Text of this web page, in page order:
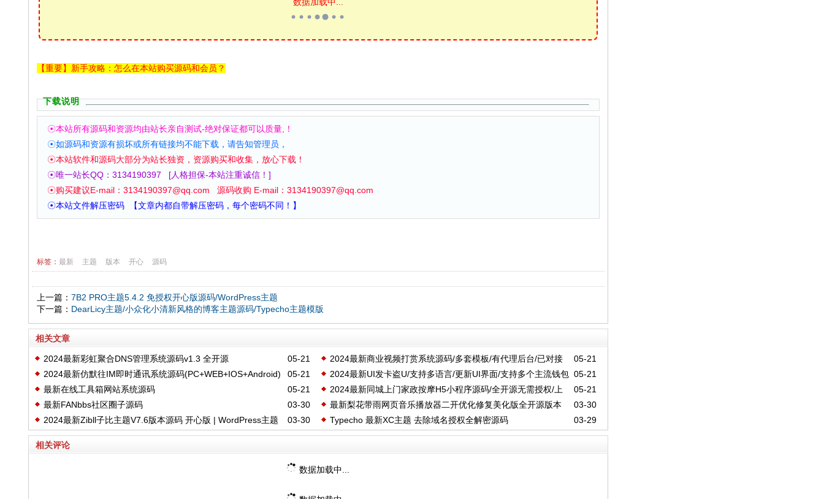
【重要】新手攻略：怎么在本站购买源码和会员？
下载说明
☉本站所有源码和资源均由站长亲自测试-绝对保证都可以质量,！
☉如源码和资源有损坏或所有链接均不能下载，请告知管理员，
☉本站软件和源码大部分为站长独资，资源购买和收集，放心下载！
☉唯一站长QQ：3134190397
[人格担保-本站注重诚信！]
☉购买建议E-mail： 3134190397@qq.com 源码收购 E-mail： 3134190397@qq.com
☉本站文件解压密码 【文章内都自带解压密码，每个密码不同！】
标签： 最新 主题 版本 开心 源码
上一篇： 7B2 PRO主题5.4.2 免授权开心版源码/WordPress主题
下一篇： DearLicy主题/小众化小清新风格的博客主题源码/Typecho主题模版
相关文章
05-21
2024最新彩虹聚合DNS管理系统源码v1.3 全开源 05-21
2024最新商业视频打赏系统源码/多套模板/有代理后台/已对接
支付
05-21
2024最新仿默往IM即时通讯系统源码(PC+WEB+IOS+Android)
客户端
05-21
2024最新UI发卡盗U/支持多语言/更新UI界面/支持多个主流钱包
05-21
最新在线工具箱网站系统源码 05-21
2024最新同城上门家政按摩H5小程序源码/全开源无需授权/上
门预约系统
03-30
最新FANbbs社区圈子源码 03-30
最新梨花带雨网页音乐播放器二开优化修复美化版全开源版本
源码下载
03-30
2024最新Zibll子比主题V7.6版本源码 开心版 | WordPress主题 03-29
Typecho 最新XC主题 去除域名授权全解密源码
相关评论
数据加载中...